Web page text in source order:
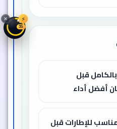
قبل
أفضل أداء
للإطارات قبل
⚡
46
32